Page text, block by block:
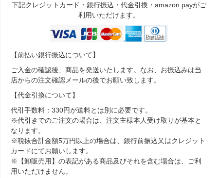
下記クレジットカード・銀行振込・代金引換・amazon payがご
利用いただけます。
【前払い銀行振込について】
ご入金の確認後、商品を発送いたします。なお、お振込みは当
店からの注文確認メールの後でお願い致します。
【代金引換について】
代引手数料：330円が送料とは別に必要です。
※代引きでのご注文の場合は、注文主様本人受け取りが基本と
なります。
※税抜合計金額5万円以上の場合は、銀行前振込又はクレジット
カードにてお願いします。
※【卸販売用】の表記がある商品及びそれを含む場合は、ご利
用いただけません。